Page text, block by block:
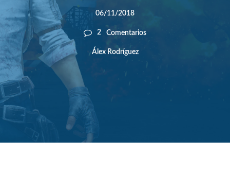
06/11/2018
2 Comentarios
Álex Rodríguez